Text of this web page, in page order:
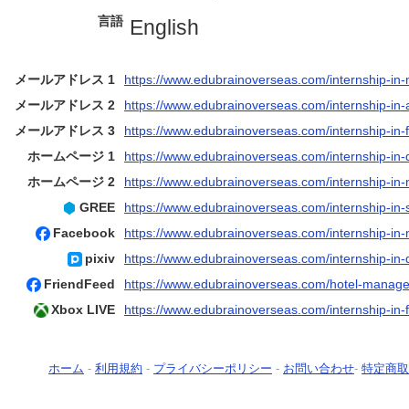
言語 English
メールアドレス 1
https://www.edubrainoverseas.com/internship-in-
メールアドレス 2
https://www.edubrainoverseas.com/internship-in-
メールアドレス 3
https://www.edubrainoverseas.com/internship-in-
ホームページ 1
https://www.edubrainoverseas.com/internship-in-
ホームページ 2
https://www.edubrainoverseas.com/internship-in-
GREE
https://www.edubrainoverseas.com/internship-
Facebook
https://www.edubrainoverseas.com/internship-in-
pixiv
https://www.edubrainoverseas.com/internship-in-
FriendFeed
https://www.edubrainoverseas.com/hotel-
Xbox LIVE
https://www.edubrainoverseas.com/internship-in-
ホーム - 利用規約 - プライバシーポリシー - お問い合わせ- 特定商